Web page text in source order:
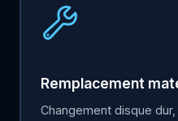
Remplacement
Changement disque dur,